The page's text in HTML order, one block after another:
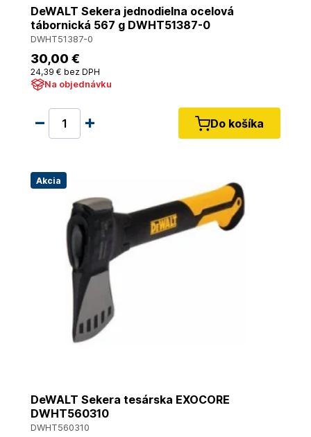
DeWALT Sekera jednodielna ocelová
tábornická 567 g DWHT51387-0
DWHT51387-0
30,00 €
24,39 € bez DPH
Na objednávku
Do košíka
Akcia
DeWALT Sekera tesárska EXOCORE
DWHT560310
DWHT560310